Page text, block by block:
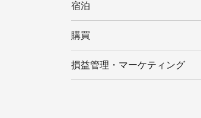
宿泊
購買
損益管理・マーケティング